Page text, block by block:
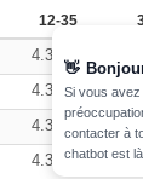
12-35
4.39
4.39CHF
4.39
4.39
👋
Si vous
contacter à
chatbot est